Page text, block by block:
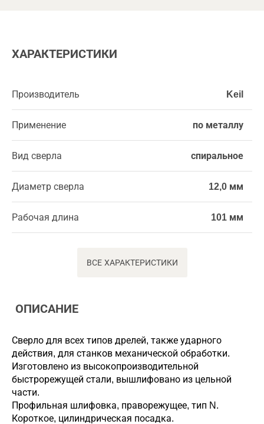
ХАРАКТЕРИСТИКИ
Производитель Keil
Применение по металлу
Вид сверла спиральное
Диаметр сверла 12,0 мм
Рабочая длина 101 мм
ВСЕ ХАРАКТЕРИСТИКИ
ОПИСАНИЕ
Сверло для всех типов дрелей, также ударного
действия, для станков механической обработки.
Изготовлено из высокопроизводительной
быстрорежущей стали, вышлифовано из цельной
части.
Профильная шлифовка, праворежущее, тип N.
Короткое, цилиндрическая посадка.